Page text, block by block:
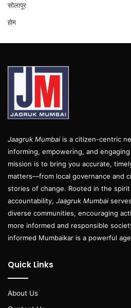
सोलापूर
होम
Jaagruk Mumbai is a citizen-centric
informing, empowering, and
mission is to bring you accurate,
matters—from local governance and
stories of change. Rooted in the
accountability, Jaagruk Mumbai
diverse communities, encouraging
more informed and responsible
informed Mumbaikar is a powerful
Quick Links
About Us